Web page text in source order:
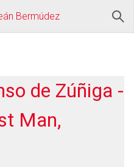
Bermúdez
de Zúñiga -
Man,